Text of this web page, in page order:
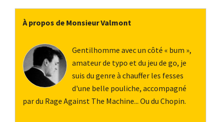
À propos de Monsieur Valmont
Gentilhomme avec un côté « bum »,
amateur de typo et du jeu de go, je
suis du genre à chauffer les fesses
d'une belle pouliche, accompagné
par du Rage Against The Machine... Ou du Chopin.